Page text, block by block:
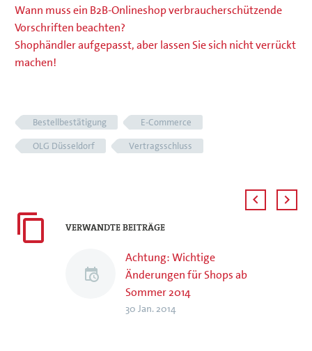
Wann muss ein B2B-Onlineshop verbraucherschützende
Vorschriften beachten?
Shophändler aufgepasst, aber lassen Sie sich nicht verrückt
machen!
Bestellbestätigung
E-Commerce
OLG Düsseldorf
Vertragsschluss
VERWANDTE BEITRÄGE
Achtung: Wichtige
Änderungen für Shops ab
Sommer 2014
30 Jan. 2014